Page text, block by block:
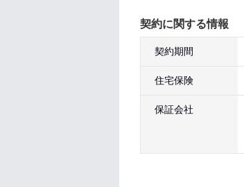
契約に関する情報
契約期間
住宅保険
保証会社